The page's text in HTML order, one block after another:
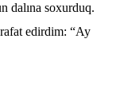
dalına soxurduq.
edirdim: “Ay